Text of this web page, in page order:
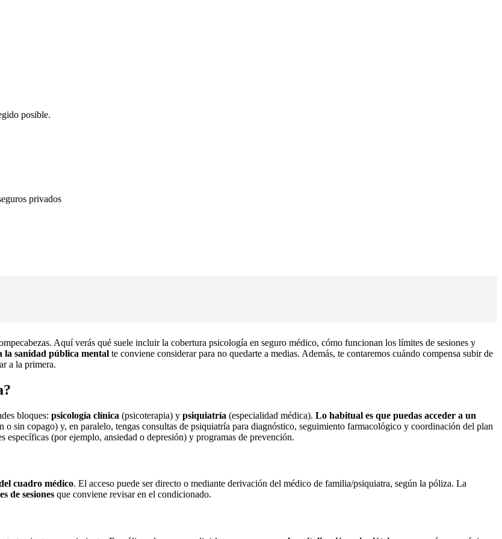
posible.
privados
Aquí verás qué suele incluir la cobertura psicología en seguro médico, cómo funcionan los límites de sesiones y
la sanidad pública mental te conviene considerar para no quedarte a medias. Además, te contaremos cuándo compensa subir de
a la primera.
bloques: psicología clínica (psicoterapia) y psiquiatría (especialidad médica). Lo habitual es que puedas acceder a un
o sin copago) y, en paralelo, tengas consultas de psiquiatría para diagnóstico, seguimiento farmacológico y coordinación del plan
específicas (por ejemplo, ansiedad o depresión) y programas de prevención.
cuadro médico. El acceso puede ser directo o mediante derivación del médico de familia/psiquiatra, según la póliza. La
de sesiones que conviene revisar en el condicionado.